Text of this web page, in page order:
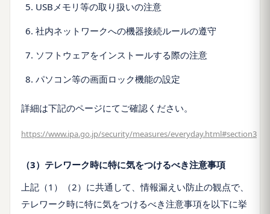
USBメモリ等の取り扱いの注意
社内ネットワークへの機器接続ルールの遵守
ソフトウェアをインストールする際の注意
パソコン等の画面ロック機能の設定
詳細は下記のページにてご確認ください。
https://www.ipa.go.jp/security/measures/everyday.html#section3
（3）テレワーク時に特に気をつけるべき注意事項
上記（1）（2）に共通して、情報漏えい防止の観点で、
テレワーク時に特に気をつけるべき注意事項を以下に挙